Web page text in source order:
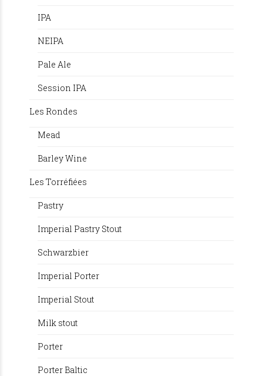
IPA
NEIPA
Pale Ale
Session IPA
Les Rondes
Mead
Barley Wine
Les Torréfiées
Pastry
Imperial Pastry Stout
Schwarzbier
Imperial Porter
Imperial Stout
Milk stout
Porter
Porter Baltic